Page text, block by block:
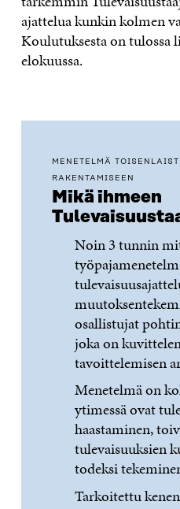
ajattelua kunkin kolmen
Koulutuksesta on tulossa
elokuussa.
MENETELMÄ
RAKENTAMISEEN
Mikä ihmeen
Noin 3 tunnin
osallistujat
joka on
tavoittelemisen
Menetelmä on
ytimessä ovat
haastaminen,
tulevaisuuksien
todeksi
Tarkoitettu